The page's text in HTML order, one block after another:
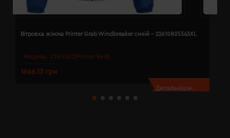
Модель: 2261080(Printer Red)
Вітровка жіноча Printer Grab Windbreaker синій - 22610805343XL
1666.13 грн
Детальніше...